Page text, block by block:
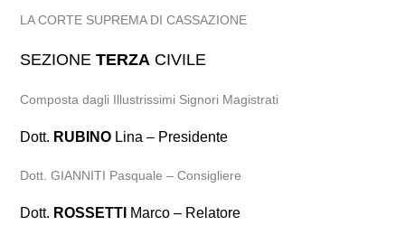
LA CORTE SUPREMA DI CASSAZIONE
SEZIONETERZA CIVILE
Composta dagli Illustrissimi Signori Magistrati
Dott. RUBINO Lina – Presidente
Dott. GIANNITI Pasquale – Consigliere
Dott. ROSSETTI Marco – Relatore